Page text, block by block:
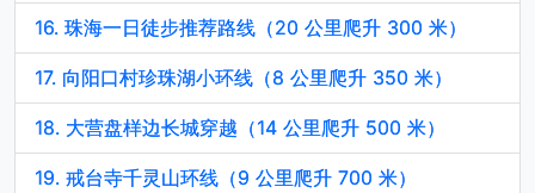
16. 珠海一日徒步推荐路线（20 公里爬升 300 米）
17. 向阳口村珍珠湖小环线（8 公里爬升 350 米）
18. 大营盘样边长城穿越（14 公里爬升 500 米）
19. 戒台寺千灵山环线（9 公里爬升 700 米）